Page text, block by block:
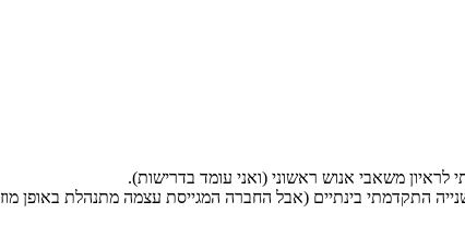
התקדמתי בינתיים (אבל החברה המגייסת עצמה מתנהלת באופן